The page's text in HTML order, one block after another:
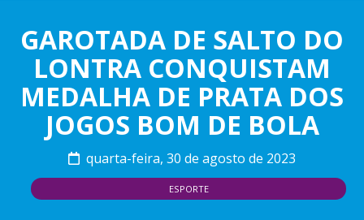
GAROTADA DE SALTO DO
LONTRA CONQUISTAM
MEDALHA DE PRATA DOS
JOGOS BOM DE BOLA
quarta-feira, 30 de agosto de 2023
ESPORTE